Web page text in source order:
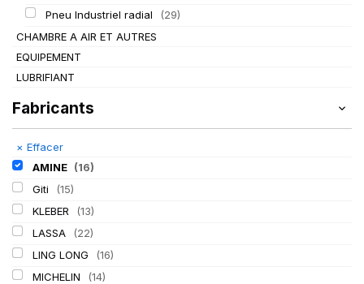
Pneu Industriel radial
(29)
CHAMBRE A AIR ET AUTRES
EQUIPEMENT
LUBRIFIANT
Fabricants
× Effacer
AMINE (16)
Giti
(15)
KLEBER
(13)
LASSA
(22)
LING LONG
(16)
MICHELIN
(14)